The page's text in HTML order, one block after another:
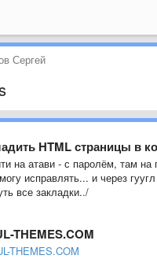
Сергей
HTML страницы в
на атави - с паролём, там
исправлять... и через
все закладки../
THEMES.COM
THEMES.COM